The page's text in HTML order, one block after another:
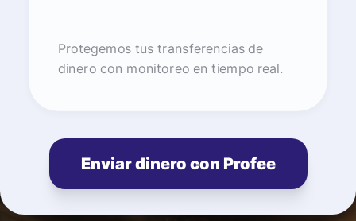
Protegemos tus transferencias de
dinero con monitoreo en tiempo real.
Enviar dinero con Profee